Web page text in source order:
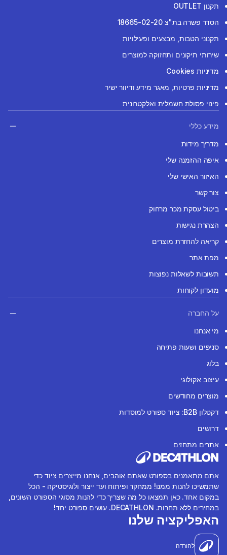
תקנון OUTLET
הסדר פשרה בת"צ 18665-02-20
תקנוני הטבות, מבצעים ופעילויות
שירותי תיקונים ותחזוקה למוצרים
מדיניות Cookies
מדיניות פרטיות, מאגר מידע ודיוור ישיר
פינוי פסולת חשמלית ואלקטרונית
מידע כללי
מדריך מידות
איפה ההזמנה שלי
האיזור האישי שלי
צור קשר
ביטול עסקת מכר מרחוק
הצהרת נגישות
קריאה להחזרת מוצרים
מפת אתר
תשובות לשאלות נפוצות
מועדון לקוחות
על החברה
מי אנחנו
סניפים ושעות פתיחה
בלוג
עיצוב אקולוגי
מוצרים מחודשים
דקטלון B2B: ציוד ספורט למוסדות
דרושים
אתרים מתחזים
אתם מתאמנים בספורט שאתם אוהבים, אנחנו מייצרים ציוד כדי
שתמשיכו להנות ממנו! ממחקר ופיתוח ועד ייצור ולוגיסטיקה - הכל
במקום אחד. כאן תמצאו כל מה שצריך כדי להנות מסוגי הספורט השונים,
במחירים ללא תחרות. DECATHLON. עושים ספורט יחד!
האפליקציה שלנו
להורדה